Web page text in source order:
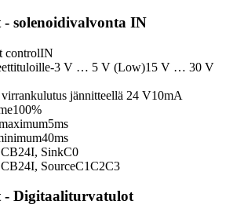
- solenoidivalvonta IN
controlIN
-3 V … 5 V (Low)15 V … 30 V
jännitteellä 24 V10mA
100%
5ms
40ms
SinkC0
SourceC1C2C3
- Digitaaliturvatulot